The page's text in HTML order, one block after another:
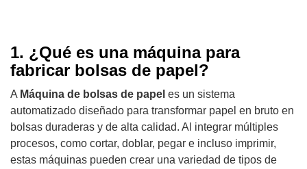
1. ¿Qué es una máquina para
fabricar bolsas de papel?
A Máquina de bolsas de papel es un sistema
automatizado diseñado para transformar papel en bruto en
bolsas duraderas y de alta calidad. Al integrar múltiples
procesos, como cortar, doblar, pegar e incluso imprimir,
estas máquinas pueden crear una variedad de tipos de